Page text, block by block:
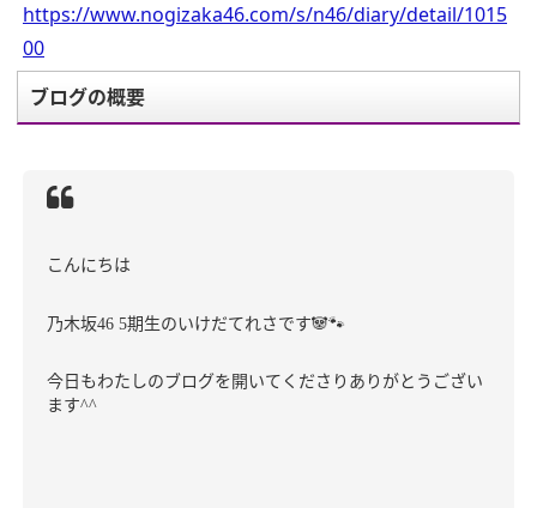
https://www.nogizaka46.com/s/n46/diary/detail/1015
00
ブログの概要
こんにちは
乃木坂46 5期生のいけだてれさです🐼🐾
今日もわたしのブログを開いてくださりありがとうござい
ます^^